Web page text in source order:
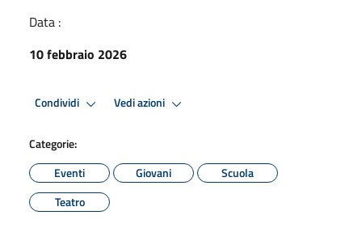
Data :
10 febbraio 2026
Condividi Vedi azioni
Categorie:
Eventi
Giovani
Scuola
Teatro